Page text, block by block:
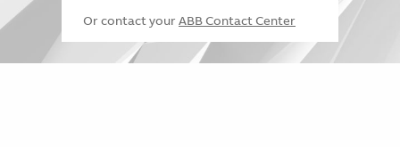
Or contact your ABB Contact Center